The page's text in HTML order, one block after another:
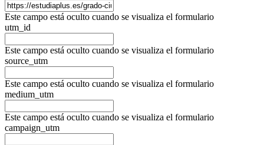
Este campo está oculto cuando se visualiza el formulario
utm_id
Este campo está oculto cuando se visualiza el formulario
source_utm
Este campo está oculto cuando se visualiza el formulario
medium_utm
Este campo está oculto cuando se visualiza el formulario
campaign_utm